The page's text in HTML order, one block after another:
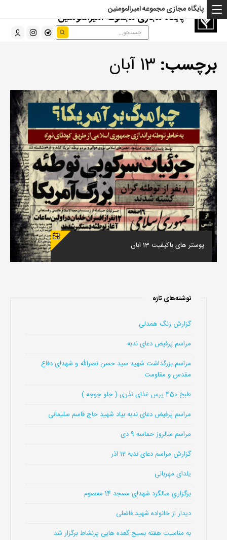
پایگاه مجازی مجموعه امیرالمومنین
پایگاه مجازی مجموعه امیرالمومنین
برچسب: 13 آبان
پوستر های باکیفیت 13 ابان
نوشته‌های تازه
گزارش زنگ همدلی
مراسم پرفیض دعای ندبه
مراسم بزرگداشت شهید سید حسن نصرالله و شهدای دفاع
مقدس و مقاومت
طبخ 450 پرس غذای نذری ( چلو جوجه )
مراسم پرفیض دعای ندبه بیاد شهید حاج قاسم سلیمانی
مراسم سالروز حماسه 9 دی
گزارش مراسم دعای ندبه 12 اذر
یلدای مهربانی
برگزاری سالگرد شهدای مسجد 14 معصوم
دیدار از خانواده شهید فاضلی
به مناسبت هفته بسیج گعده هایی پرنشاط برگزار شد